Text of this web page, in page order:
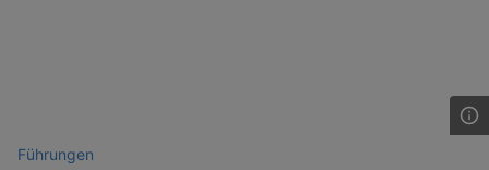
Führungen